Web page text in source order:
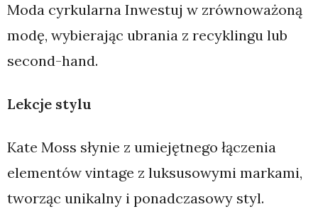
Moda cyrkularna Inwestuj w zrównoważoną
modę, wybierając ubrania z recyklingu lub
second-hand.
Lekcje stylu
Kate Moss słynie z umiejętnego łączenia
elementów vintage z luksusowymi markami,
tworząc unikalny i ponadczasowy styl.